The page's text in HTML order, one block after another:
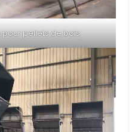
pellets de bois